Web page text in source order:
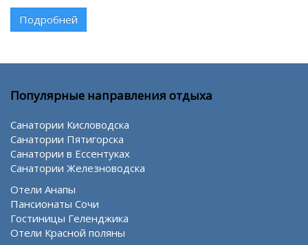
Подробней
Популярные направления отдыха
Санатории Кисловодска
Санатории Пятигорска
Санатории в Ессентуках
Санатории Железноводска
Отели Анапы
Пансионаты Сочи
Гостиницы Геленджика
Отели Красной поляны